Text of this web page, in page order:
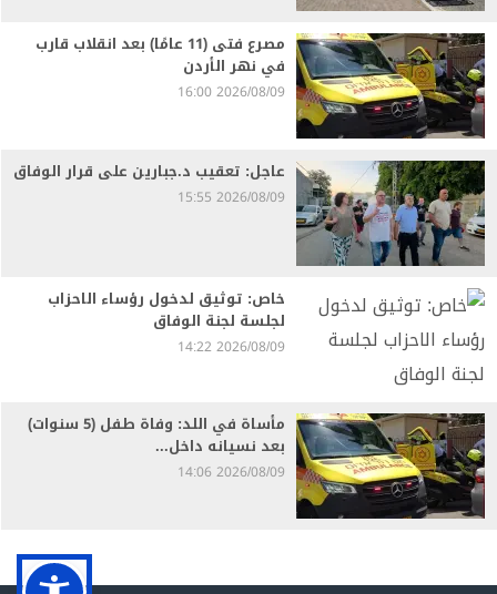
مصرع فتى (11 عامًا) بعد انقلاب قارب
في نهر الأردن
2026/08/09 16:00
عاجل: تعقيب د.جبارين على قرار الوفاق
2026/08/09 15:55
خاص: توثيق لدخول رؤساء الاحزاب
لجلسة لجنة الوفاق
2026/08/09 14:22
مأساة في اللد: وفاة طفل (5 سنوات)
بعد نسيانه داخل...
2026/08/09 14:06